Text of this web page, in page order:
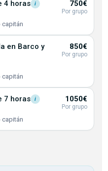
4 horas i
capitán
750€
Por grupo
en Barco y
capitán
850€
Por grupo
7 horas i
capitán
1050€
Por grupo